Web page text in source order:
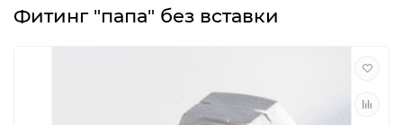
Фитинг "папа" без вставки